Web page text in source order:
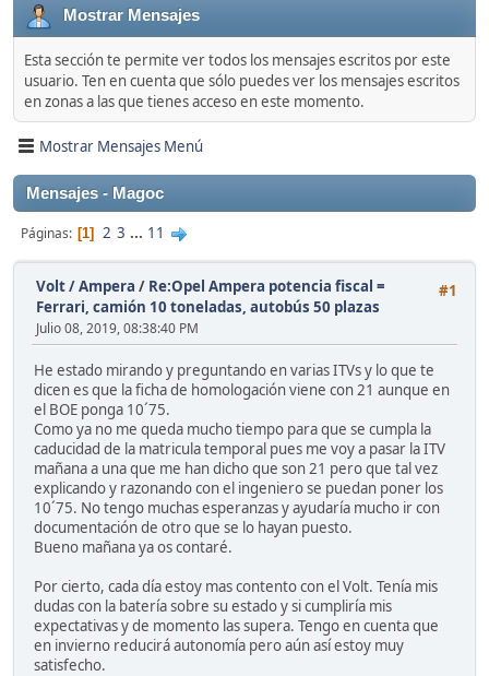
Mostrar Mensajes
Esta sección te permite ver todos los mensajes escritos por este
usuario. Ten en cuenta que sólo puedes ver los mensajes escritos
en zonas a las que tienes acceso en este momento.
Mostrar Mensajes Menú
Mensajes - Magoc
Páginas 1 2 3 ... 11
#1
Volt / Ampera / Re:Opel Ampera potencia fiscal =
Ferrari, camión 10 toneladas, autobús 50 plazas
Julio 08, 2019, 08:38:40 PM
He estado mirando y preguntando en varias ITVs y lo que te
dicen es que la ficha de homologación viene con 21 aunque en
el BOE ponga 10´75.
Como ya no me queda mucho tiempo para que se cumpla la
caducidad de la matricula temporal pues me voy a pasar la ITV
mañana a una que me han dicho que son 21 pero que tal vez
explicando y razonando con el ingeniero se puedan poner los
10´75. No tengo muchas esperanzas y ayudaría mucho ir con
documentación de otro que se lo hayan puesto.
Bueno mañana ya os contaré.
Por cierto, cada día estoy mas contento con el Volt. Tenía mis
dudas con la batería sobre su estado y si cumpliría mis
expectativas y de momento las supera. Tengo en cuenta que
en invierno reducirá autonomía pero aún así estoy muy
satisfecho.